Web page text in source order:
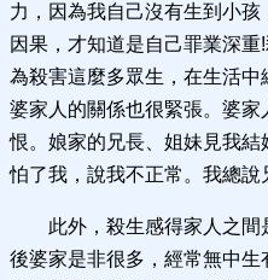
力，因為我自己沒有生到小
因果，才知道是自己罪業深
為殺害這麼多眾生，在生活
婆家人的關係也很緊張。婆
恨。娘家的兄長、姐妹見我
怕了我，說我不正常。我總說
此外，殺生感得家人之
後婆家是非很多，經常無中